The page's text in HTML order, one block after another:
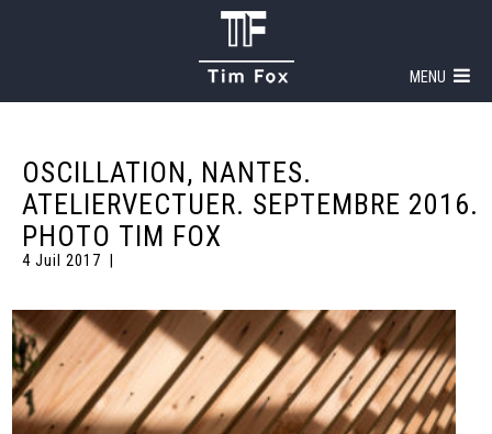
MENU
OSCILLATION, NANTES.
ATELIERVECTUER. SEPTEMBRE 2016.
PHOTO TIM FOX
4 Juil 2017